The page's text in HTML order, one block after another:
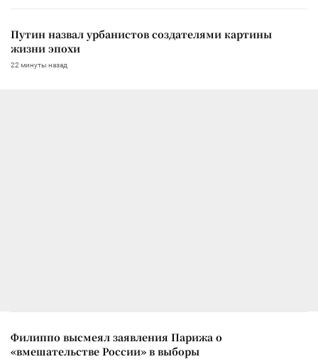
Путин назвал урбанистов создателями картины
жизни эпохи
22 минуты назад
Филиппо высмеял заявления Парижа о
«вмешательстве России» в выборы